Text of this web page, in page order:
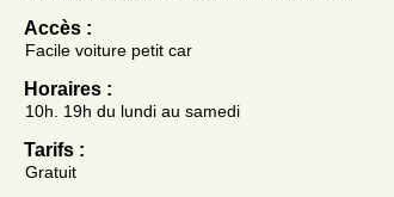
Accès :
Facile voiture petit car
Horaires :
10h. 19h du lundi au samedi
Tarifs :
Gratuit